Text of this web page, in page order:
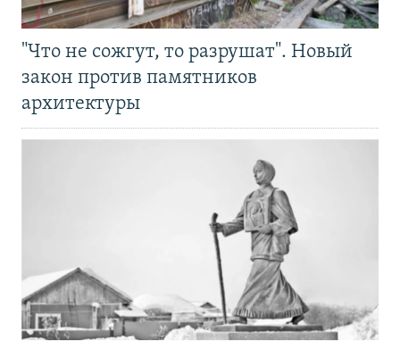
"Что не сожгут, то разрушат". Новый
закон против памятников
архитектуры